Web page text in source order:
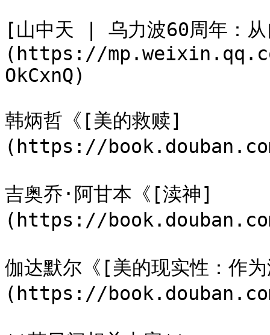
[山中天 | 乌力波60周年：从
(https://
OkCxnQ)
韩炳哲《[美的救赎]
(https://
吉奥乔·阿甘本《[渎神]
(https://
伽达默尔《[美的现实性：作
(https://